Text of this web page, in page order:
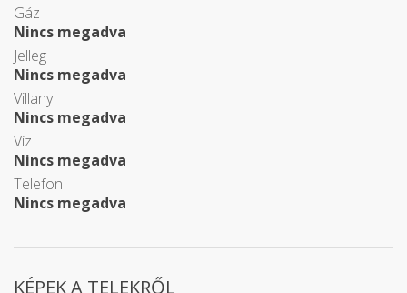
Gáz
Nincs megadva
Jelleg
Nincs megadva
Villany
Nincs megadva
Víz
Nincs megadva
Telefon
Nincs megadva
KÉPEK A TELEKRŐL